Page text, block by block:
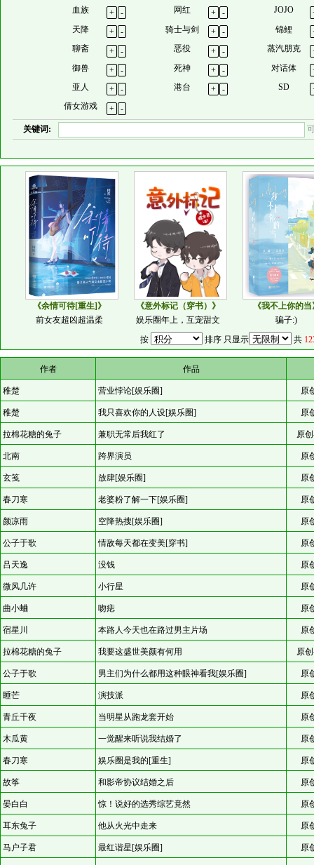
血族
+ - 网红 + - JOJO
天降
+ - 骑士与剑 + - 锦鲤
聊斋
+ - 恶役 + - 蒸汽朋克
御兽
+ - 死神 + - 对话体
亚人
+ - 港台 + - SD
倩女游戏
+ -
关键词:
《余情可待[重生]》
前女友超凶超温柔
《意外标记（穿书）》
娱乐圈年上，互宠甜文
《我不上你的当
骗子:)
按
排序 只显示 共
作者 作品
稚楚 营业悖论[娱乐圈] 原
稚楚 我只喜欢你的人设[娱乐圈] 原
拉棉花糖的兔子 兼职无常后我红了 原
北南 跨界演员 原
玄笺 放肆[娱乐圈] 原
春刀寒 老婆粉了解一下[娱乐圈] 原
颜凉雨 空降热搜[娱乐圈] 原
公子于歌 情敌每天都在变美[穿书] 原
吕天逸 没钱 原
微风几许 小行星 原
曲小蛐 吻痣 原
宿星川 本路人今天也在路过男主片场 原
拉棉花糖的兔子 我要这盛世美颜有何用 原
公子于歌 男主们为什么都用这种眼神看我[娱乐圈] 原
睡芒 演技派 原
青丘千夜 当明星从跑龙套开始 原
木瓜黄 一觉醒来听说我结婚了 原
春刀寒 娱乐圈是我的[重生] 原
故筝 和影帝协议结婚之后 原
晏白白 惊！说好的选秀综艺竟然 原
耳东兔子 他从火光中走来 原
马户子君 最红谐星[娱乐圈] 原